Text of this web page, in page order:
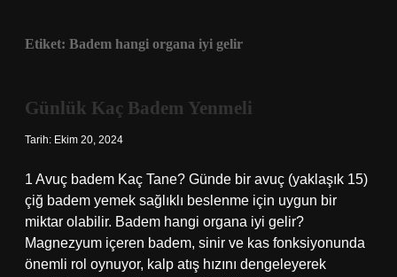
Etiket: Badem hangi organa iyi gelir
Günlük Kaç Badem Yenmeli
Tarih: Ekim 20, 2024
1 Avuç badem Kaç Tane? Günde bir avuç (yaklaşık 15)
çiğ badem yemek sağlıklı beslenme için uygun bir
miktar olabilir. Badem hangi organa iyi gelir?
Magnezyum içeren badem, sinir ve kas fonksiyonunda
önemli rol oynuyor, kalp atış hızını dengeleyerek